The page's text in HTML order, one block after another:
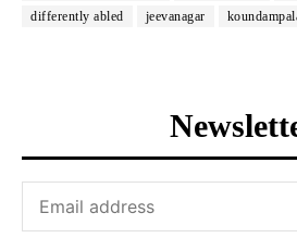
differently abled
jeevanagar